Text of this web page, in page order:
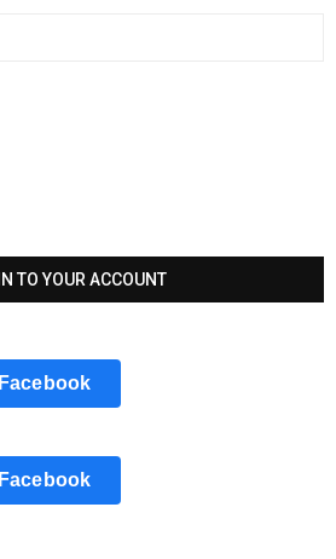
Facebook
Facebook